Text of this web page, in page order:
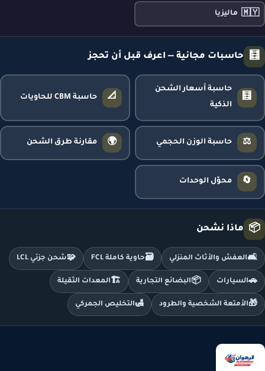
🇲🇾 ماليزيا
🧮 حاسبات مجانية — اعرف قبل أن تحجز
🧮
حاسبة أسعار الشحن
الذكية
📐 حاسبة CBM للحاويات
⚖️ حاسبة الوزن الحجمي 🌍 مقارنة طرق الشحن
🔄 محوّل الوحدات
📦 ماذا نشحن
🛋️العفش والأثاث المنزلي 🗃️حاوية كاملة FCL 🧩شحن جزئي LCL
🚗السيارات 📦البضائع التجارية 🏗️المعدات الثقيلة
🎁الأمتعة الشخصية والطرود 🛃التخليص الجمركي